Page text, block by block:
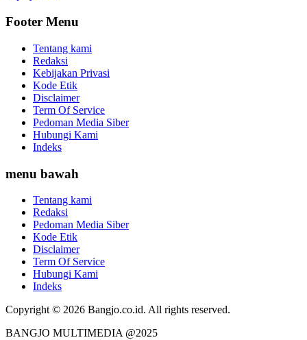
Footer Menu
Tentang kami
Redaksi
Kebijakan Privasi
Kode Etik
Disclaimer
Term Of Service
Pedoman Media Siber
Hubungi Kami
Indeks
menu bawah
Tentang kami
Redaksi
Pedoman Media Siber
Kode Etik
Disclaimer
Term Of Service
Hubungi Kami
Indeks
Copyright © 2026 Bangjo.co.id. All rights reserved.
BANGJO MULTIMEDIA @2025